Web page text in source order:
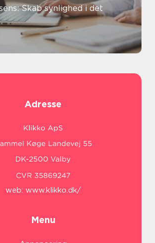
Skab synlighed i det
Adresse
web: www.klikko.dk/
Menu